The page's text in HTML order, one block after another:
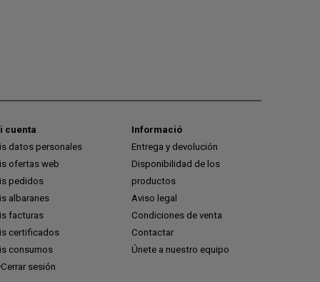
cuenta
datos personales
ofertas web
pedidos
albaranes
facturas
certificados
consumos
Cerrar sesión
Informació
Entrega y devolución
Disponibilidad de los
productos
Aviso legal
Condiciones de venta
Contactar
Únete a nuestro equipo